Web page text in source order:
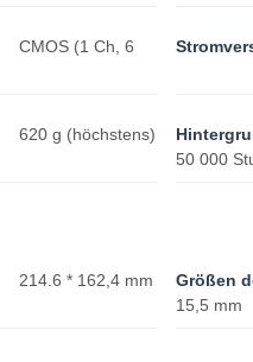
CMOS (1 Ch, 6
620 g (höchstens)
50 000
214.6 * 162,4 mm Größen
15,5 mm